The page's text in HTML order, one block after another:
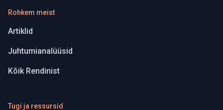
Rohkem meist
Artiklid
Juhtumianalüüsid
Kõik Rendinist
Tugi ja ressursid